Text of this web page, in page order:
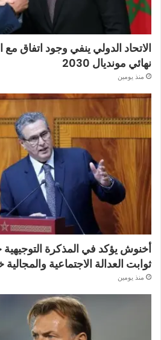
الاتحاد الدولي ينفي وجود اتفاق
نهائي مونديال 2030
منذ يومين
ثوابت العدالة الاجتماعية والمجالية
منذ يومين